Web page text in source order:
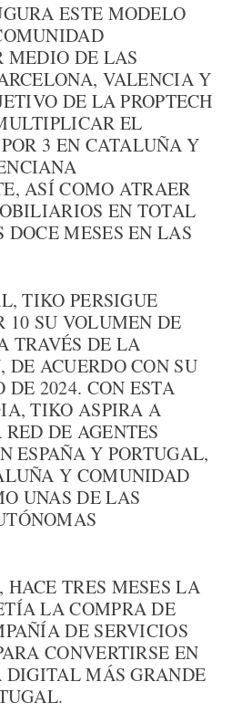
ESTE MODELO
MEDIO DE LAS
VALENCIA Y
DE LA PROPTECH
EL
3 EN CATALUÑA Y
ASÍ COMO ATRAER
EN TOTAL
DOCE MESES EN LAS
TIKO PERSIGUE
10 SU VOLUMEN DE
TRAVÉS DE LA
ACUERDO CON SU
DE 2024. CON ESTA
TIKO ASPIRA A
DE AGENTES
ESPAÑA Y PORTUGAL,
Y COMUNIDAD
UNAS DE LAS
TRES MESES LA
LA COMPRA DE
DE SERVICIOS
CONVERTIRSE EN
MÁS GRANDE